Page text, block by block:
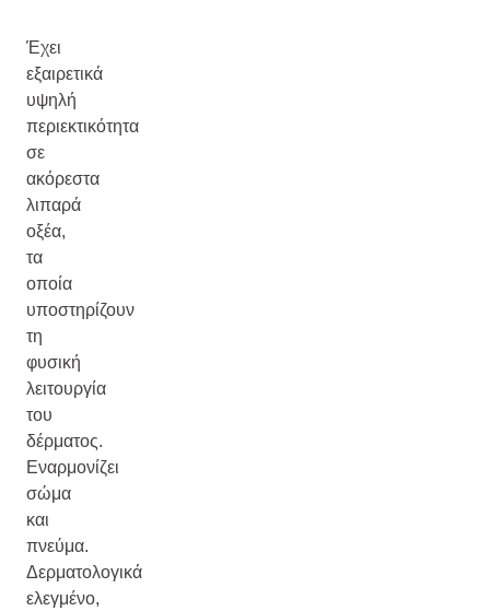
Έχει
εξαιρετικά
υψηλή
περιεκτικότητα
σε
ακόρεστα
λιπαρά
οξέα,
τα
οποία
υποστηρίζουν
τη
φυσική
λειτουργία
του
δέρματος.
Εναρμονίζει
σώμα
και
πνεύμα.
Δερματολογικά
ελεγμένο,